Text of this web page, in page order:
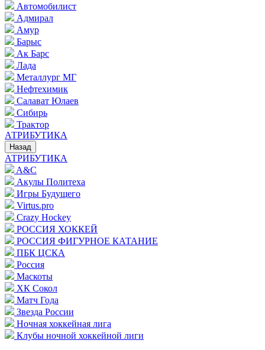
Автомобилист
Адмирал
Амур
Барыс
Ак Барс
Лада
Металлург МГ
Нефтехимик
Салават Юлаев
Сибирь
Трактор
АТРИБУТИКА
Назад
АТРИБУТИКА
A&C
Акулы Политеха
Игры Будущего
Virtus.pro
Crazy Hockey
РОССИЯ ХОККЕЙ
РОССИЯ ФИГУРНОЕ КАТАНИЕ
ПБК ЦСКА
Россия
Маскоты
ХК Сокол
Матч Года
Звезда России
Ночная хоккейная лига
Клубы ночной хоккейной лиги